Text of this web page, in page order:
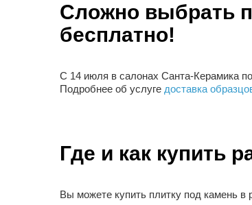
Сложно выбрать
бесплатно!
С 14 июля в салонах Санта-Керамика
Подробнее об услуге доставка
Где и как купить
Вы можете купить плитку под камень в